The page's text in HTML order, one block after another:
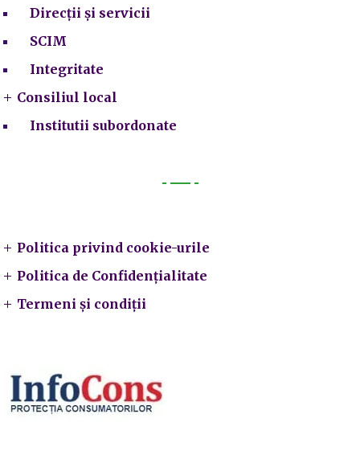
Direcții și servicii
SCIM
Integritate
Consiliul local
Institutii subordonate
Politica privind cookie-urile
Politica de Confidențialitate
Termeni și condiții